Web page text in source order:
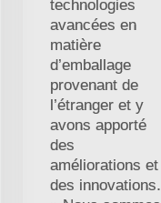
technologies
avancées en
matière
d’emballage
provenant de
l’étranger et y
avons apporté
des
améliorations et
des innovations.